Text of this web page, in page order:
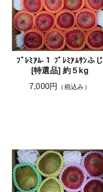
ﾌﾟﾚﾐｱﾑ-１ ﾌﾟﾚﾐｱﾑｻﾝふじ
[特選品] 約５kg
7,000円
（税込み）